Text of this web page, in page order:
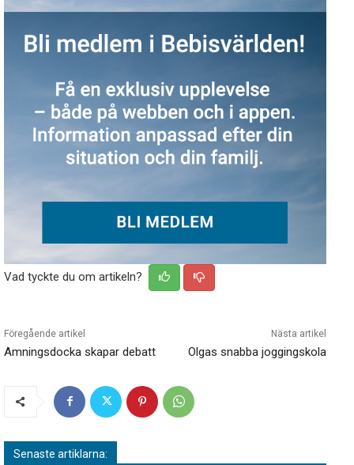
Vad tyckte du om artikeln?
Föregående artikel
Amningsdocka skapar debatt
Nästa artikel
Olgas snabba joggingskola
Senaste artiklarna: